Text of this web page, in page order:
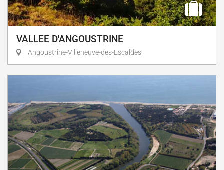
VALLEE D'ANGOUSTRINE
Angoustrine-Villeneuve-des-Escaldes